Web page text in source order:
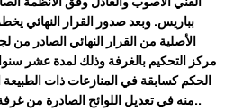
بباريس.وبعدصدور القرار النهائي
الأصلية منالقرار النهائيالصادر من
مركز التحكيمبالغرفةوذلك لمدةعشر
الحكمكسابقةفيالمنازعاتذاتالطبيعة
منهفيتعديلاللوائحالصادرة من
..